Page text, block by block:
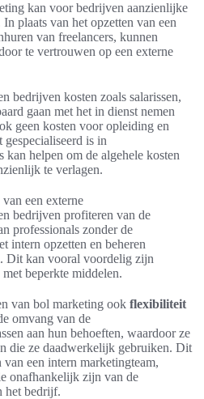
kan voor bedrijven aanzienlijke
plaats van het opzetten van een
van freelancers, kunnen
te vertrouwen op een externe
bedrijven kosten zoals salarissen,
gaan met het in dienst nemen
geen kosten voor opleiding en
is in
helpen om de algehele kosten
te verlagen.
een externe
bedrijven profiteren van de
professionals zonder de
intern opzetten en beheren
Dit kan vooral voordelig zijn
beperkte middelen.
van bol marketing ook flexibiliteit
omvang van de
aan hun behoeften, waardoor ze
die ze daadwerkelijk gebruiken. Dit
een intern marketingteam,
onafhankelijk zijn van de
het bedrijf.